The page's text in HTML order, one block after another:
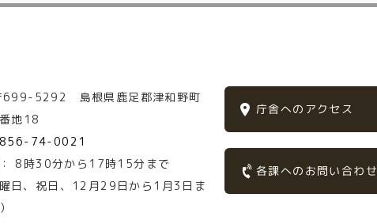
699-5292 島根県鹿足郡津和野町
地18
74-0021
8時30分から17時15分まで
曜日、祝日、12月29日から1月3日ま
庁舎へのアクセス
各課へのお問い合わせ